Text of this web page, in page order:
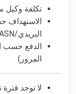
تكلفة وكيل
الاستهداف
البريدي/ASN
الدفع حسب
المرور)
لا توجد فترة